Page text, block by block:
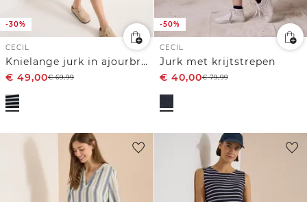
-30%
CECIL
Knielange jurk in ajourbreisel
€ 49,00€69,99
-50%
CECIL
Jurk met krijtstrepen
€ 40,00€79,99